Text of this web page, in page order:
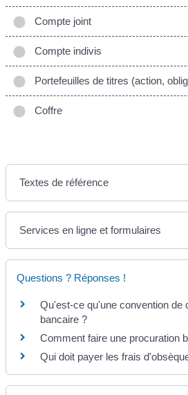
Compte joint
Compte indivis
Portefeuilles de titres (action,
Coffre
Textes de référence
Services en ligne et formulaires
Questions ? Réponses !
Qu'est-ce qu'une convention de
bancaire ?
Comment faire une procuration
Qui doit payer les frais